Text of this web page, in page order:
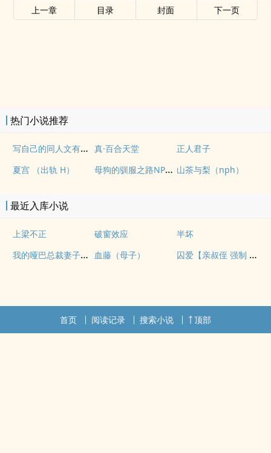
上一章 目录 封面 下一页
热门小说推荐
写自己的同人文有什么问题！（NP） 真·百合天堂
正人君子
夏宫 （出轨 H）
母狗的驯服之路NP（强制爱） 山茶与梨（nph）
最近入库小说
上梁不正 破窗效应 半坏
我的哑巴总裁妻子（双A） 血藤（母子） 囚爱【亲叔侄 强制 1v1 H】
首页 阅读记录 搜索小说 顶部